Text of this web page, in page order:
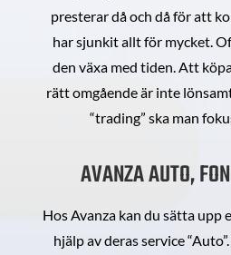
presterar då och då för att
har sjunkit allt för mycket.
den växa med tiden. Att
rätt omgående är inte
“trading” ska man
AVANZA AUTO,
Hos Avanza kan du sätta upp
hjälp av deras service